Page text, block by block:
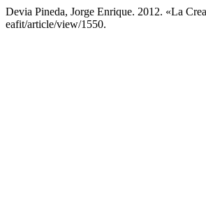
Devia Pineda, Jorge Enrique. 2012. «La
eafit/article/view/1550.